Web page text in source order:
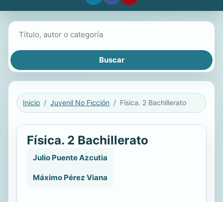
Inicio Juvenil No Ficción Física. 2 Bachillerato
Física. 2 Bachillerato
Julio Puente Azcutia
Máximo Pérez Viana